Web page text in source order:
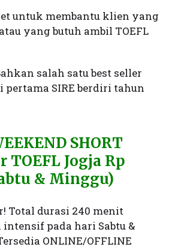
untuk membantu klien yang
yang butuh ambil TOEFL
salah satu best seller
SIRE berdiri tahun
SHORT
TOEFL Jogja Rp
& Minggu)
Total durasi 240 menit
pada hari Sabtu &
ONLINE/OFFLINE